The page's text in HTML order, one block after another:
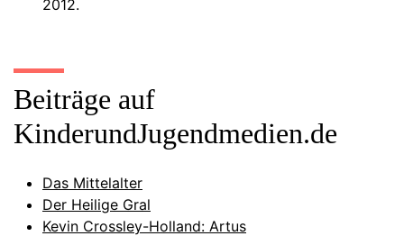
2012.
Beiträge auf
KinderundJugendmedien.de
Das Mittelalter
Der Heilige Gral
Kevin Crossley-Holland: Artus